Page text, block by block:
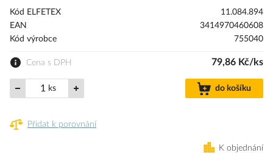
s
Kód ELFETEX
11.084.894
EAN
3414970460608
Kód výrobce
755040
Cena s DPH 79,86 Kč/ks
ks do košíku
Přidat k porovnání
K objednání